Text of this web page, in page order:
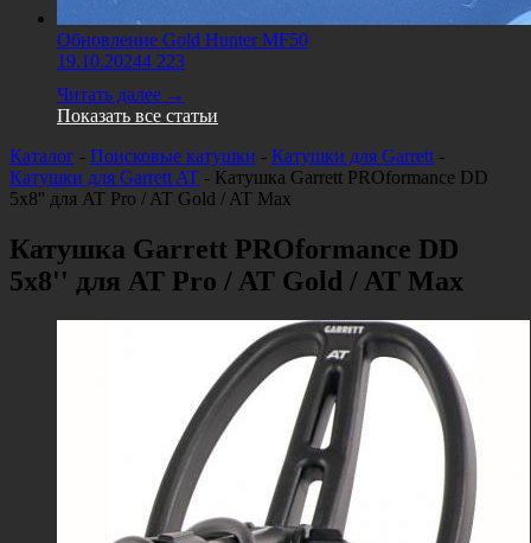
Обновление Gold Hunter MF50
19.10.20244 223
Читать далее →
Показать все статьи
Каталог - Поисковые катушки - Катушки для Garrett -
Катушки для Garrett AT - Катушка Garrett PROformance DD
5x8'' для AT Pro / AT Gold / AT Max
Катушка Garrett PROformance DD
5x8'' для AT Pro / AT Gold / AT Max